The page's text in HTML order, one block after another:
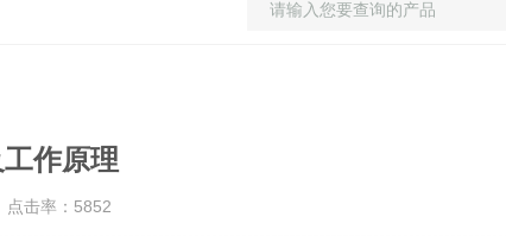
作原理
击率：5852